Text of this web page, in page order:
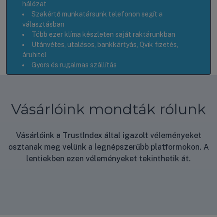
hálózat
Szakértő munkatársunk telefonon segít a
választásban
Több ezer klíma készleten saját raktárunkban
Utánvétes, utalásos, bankkártyás, Qvik fizetés,
áruhitel
Gyors és rugalmas szállítás
Vásárlóink mondták rólunk
Vásárlóink a TrustIndex által igazolt véleményeket
osztanak meg velünk a legnépszerűbb platformokon. A
lentiekben ezen véleményeket tekinthetik át.